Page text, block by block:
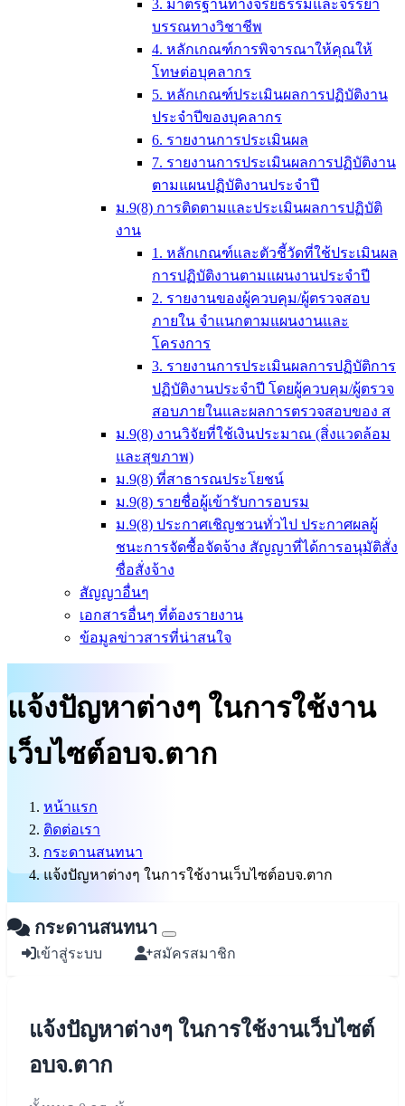
3. มาตรฐานทางจริยธรรมและจรรยา
บรรณทางวิชาชีพ
4. หลักเกณฑ์การพิจารณาให้คุณให้
โทษต่อบุคลากร
5. หลักเกณฑ์ประเมินผลการปฏิบัติงาน
ประจำปีของบุคลากร
6. รายงานการประเมินผล
7. รายงานการประเมินผลการปฏิบัติงาน
ตามแผนปฏิบัติงานประจำปี
ม.9(8) การติดตามและประเมินผลการปฏิบัติ
งาน
1. หลักเกณฑ์และตัวชี้วัดที่ใช้ประเมินผล
การปฏิบัติงานตามแผนงานประจำปี
2. รายงานของผู้ควบคุม/ผู้ตรวจสอบ
ภายใน จำแนกตามแผนงานและ
โครงการ
3. รายงานการประเมินผลการปฏิบัติการ
ปฏิบัติงานประจำปี โดยผู้ควบคุม/ผู้ตรวจ
สอบภายในและผลการตรวจสอบของ ส
ม.9(8) งานวิจัยที่ใช้เงินประมาณ (สิ่งแวดล้อม
และสุขภาพ)
ม.9(8) ที่สาธารณประโยชน์
ม.9(8) รายชื่อผู้เข้ารับการอบรม
ม.9(8) ประกาศเชิญชวนทั่วไป ประกาศผลผู้
ชนะการจัดซื้อจัดจ้าง สัญญาที่ได้การอนุมัติสั่ง
ซื่อสั่งจ้าง
สัญญาอื่นๆ
เอกสารอื่นๆ ที่ต้องรายงาน
ข้อมูลข่าวสารที่น่าสนใจ
แจ้งปัญหาต่างๆ ในการใช้งาน
เว็บไซต์อบจ.ตาก
หน้าแรก
ติดต่อเรา
กระดานสนทนา
แจ้งปัญหาต่างๆ ในการใช้งานเว็บไซต์อบจ.ตาก
กระดานสนทนา
เข้าสู่ระบบ สมัครสมาชิก
แจ้งปัญหาต่างๆ ในการใช้งานเว็บไซต์
อบจ.ตาก